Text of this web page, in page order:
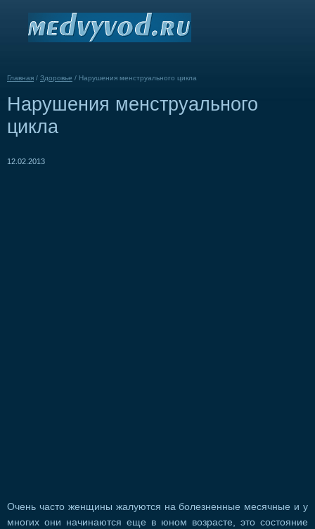
Главная / Здоровье / Нарушения менструального цикла
Нарушения менструального
цикла
12.02.2013
Очень часто женщины жалуются на болезненные месячные и у
многих они начинаются еще в юном возрасте, это состояние